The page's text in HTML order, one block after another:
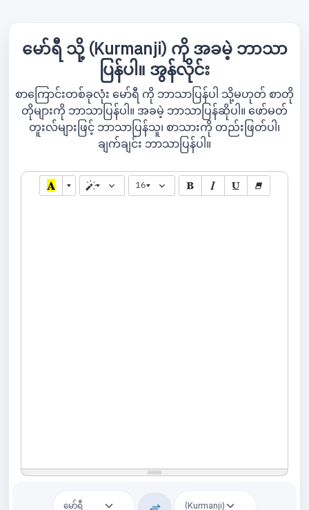
မော်ရီ သို့ (Kurmanji) ကို အခမဲ့ ဘာသာ
ပြန်ပါ။ အွန်လိုင်း
စာကြောင်းတစ်ခုလုံး မော်ရီ ကို ဘာသာပြန်ပါ သို့မဟုတ် စာတို
တိုများကို ဘာသာပြန်ပါ။ အခမဲ့ ဘာသာပြန်ဆိုပါ။ ဖော်မတ်
တူးလ်များဖြင့် ဘာသာပြန်သူ၊ စာသားကို တည်းဖြတ်ပါ၊
ချက်ချင်း ဘာသာပြန်ပါ။
16